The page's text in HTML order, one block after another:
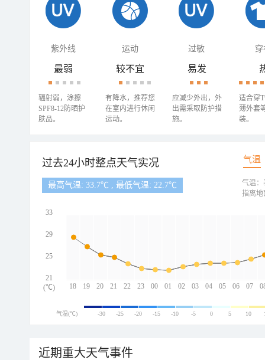
紫外线 运动 过敏 穿
最弱
辐射弱，涂擦
SPF8-12防晒护
肤品。
较不宜
有降水，推荐您
在室内进行休闲
运动。
易发
应减少外出，外
出需采取防护措
施。
适合穿
薄外套
装。
过去24小时整点天气实况 气温
最高气温: 33.7℃ , 最低气温: 22.7℃
18 19 20 21 22 23 00 01 02 03 04 05 06 07
33
29
25
21
(℃)
气温：
指离地
气温(℃) -30 -25 -20 -15 -10 -5 0 5 10
近期重大天气事件